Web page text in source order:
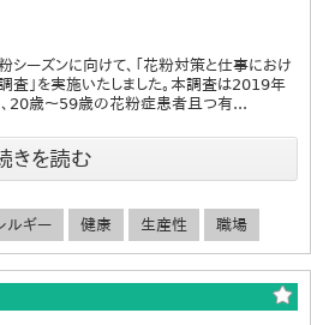
シーズンに向けて、「花粉対策と仕事におけ
」を実施いたしました。本調査は2019年
20歳～59歳の花粉症患者且つ有...
きを読む
ルギー 健康 生産性 職場